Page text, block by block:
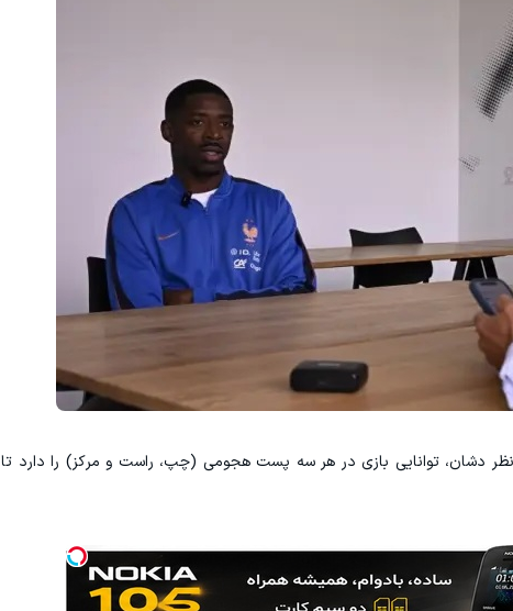
نظر دشان، توانایی بازی در هر سه پست هجومی (چپ، راست و مرکز) را دارد تا